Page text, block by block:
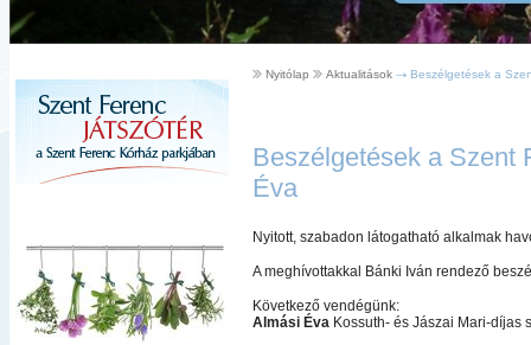
Nyitólap Aktualitások Beszélgetések a
Beszélgetések a Szent
Éva
Nyitott, szabadon látogatható alkalmak
A meghívottakkal Bánki Iván rendező
Következő vendégünk:
Almási Éva Kossuth- és Jászai Mari-díjas